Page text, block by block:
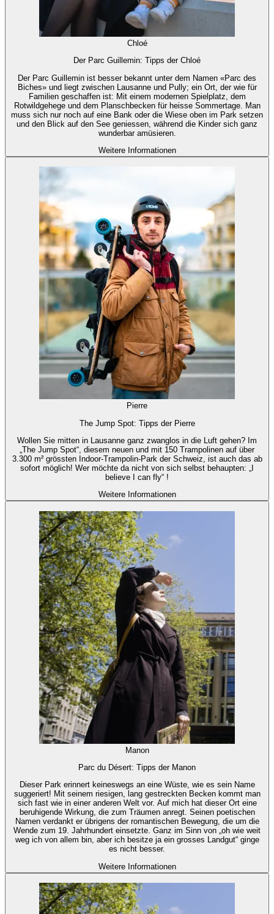
Chloé
Der Parc Guillemin: Tipps der Chloé
Der Parc Guillemin ist besser bekannt unter dem Namen «Parc des
Biches» und liegt zwischen Lausanne und Pully; ein Ort, der wie für
Familien geschaffen ist: Mit einem modernen Spielplatz, dem
Rotwildgehege und dem Planschbecken für heisse Sommertage. Man
muss sich nur noch auf eine Bank oder die Wiese oben im Park setzen
und den Blick auf den See geniessen, während die Kinder sich ganz
wunderbar amüsieren.
Weitere Informationen
Pierre
The Jump Spot: Tipps der Pierre
Wollen Sie mitten in Lausanne ganz zwanglos in die Luft gehen? Im
„The Jump Spot“, diesem neuen und mit 150 Trampolinen auf über
3.300 m² grössten Indoor-Trampolin-Park der Schweiz, ist auch das ab
sofort möglich! Wer möchte da nicht von sich selbst behaupten: „I
believe I can fly“ !
Weitere Informationen
Manon
Parc du Désert: Tipps der Manon
Dieser Park erinnert keineswegs an eine Wüste, wie es sein Name
suggeriert! Mit seinem riesigen, lang gestreckten Becken kommt man
sich fast wie in einer anderen Welt vor. Auf mich hat dieser Ort eine
beruhigende Wirkung, die zum Träumen anregt. Seinen poetischen
Namen verdankt er übrigens der romantischen Bewegung, die um die
Wende zum 19. Jahrhundert einsetzte. Ganz im Sinn von „oh wie weit
weg ich von allem bin, aber ich besitze ja ein grosses Landgut“ ginge
es nicht besser.
Weitere Informationen